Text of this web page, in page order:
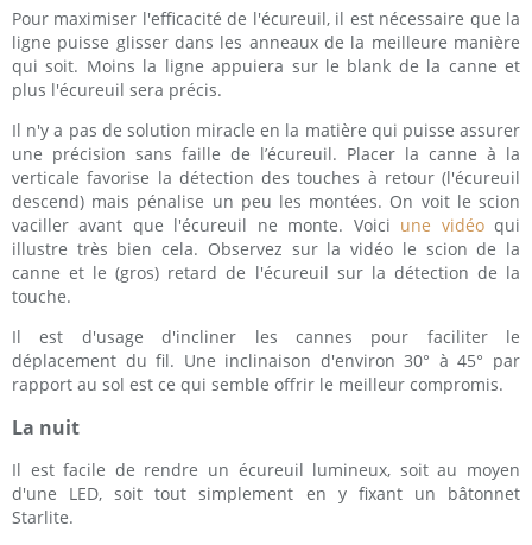
Pour maximiser l'efficacité de l'écureuil, il est nécessaire que la
ligne puisse glisser dans les anneaux de la meilleure manière
qui soit. Moins la ligne appuiera sur le blank de la canne et
plus l'écureuil sera précis.
Il n'y a pas de solution miracle en la matière qui puisse assurer
une précision sans faille de l’écureuil. Placer la canne à la
verticale favorise la détection des touches à retour (l'écureuil
descend) mais pénalise un peu les montées. On voit le scion
vaciller avant que l'écureuil ne monte. Voici une vidéoqui
illustre très bien cela. Observez sur la vidéo le scion de la
canne et le (gros) retard de l'écureuil sur la détection de la
touche.
Il est d'usage d'incliner les cannes pour faciliter le
déplacement du fil. Une inclinaison d'environ 30° à 45° par
rapport au sol est ce qui semble offrir le meilleur compromis.
La nuit
Il est facile de rendre un écureuil lumineux, soit au moyen
d'une LED, soit tout simplement en y fixant un bâtonnet
Starlite.